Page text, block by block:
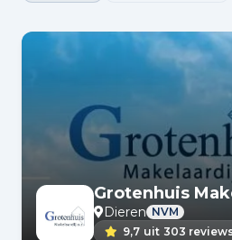
Grotenhuis
Dieren NVM
9,7 uit 303